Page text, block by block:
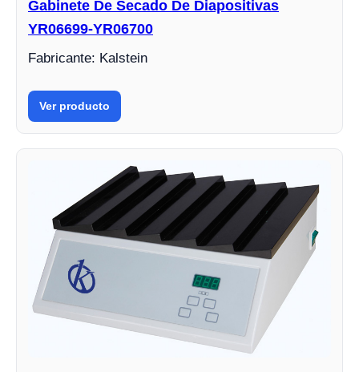
Gabinete De Secado De Diapositivas
YR06699-YR06700
Fabricante: Kalstein
Ver producto